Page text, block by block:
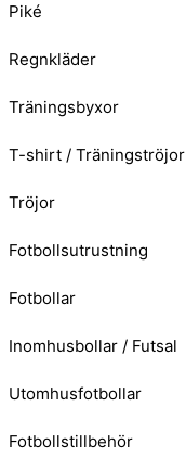
Piké
Regnkläder
Träningsbyxor
T-shirt / Träningströjor
Tröjor
Fotbollsutrustning
Fotbollar
Inomhusbollar / Futsal
Utomhusfotbollar
Fotbollstillbehör